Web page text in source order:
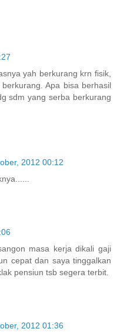
yah berkurang krn fisik,
Apa bisa berhasil
sdm yang serba berkurang
2012 00:12
masa kerja dikali gaji
cepat dan saya tinggalkan
pensiun tsb segera terbit.
2012 01:36